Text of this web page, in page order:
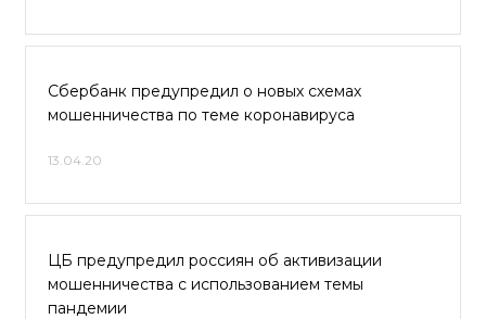
Сбербанк предупредил о новых схемах
мошенничества по теме коронавируса
13.04.20
ЦБ предупредил россиян об активизации
мошенничества с использованием темы
пандемии